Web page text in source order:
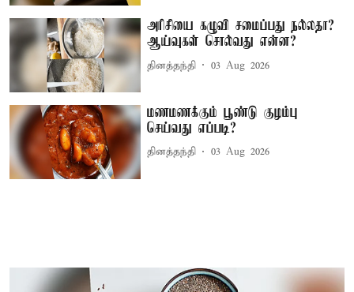
அரிசியை கழுவி சமைப்பது நல்லதா?
ஆய்வுகள் சொல்வது என்ன?
தினத்தந்தி 03 Aug 2026
மணமணக்கும் பூண்டு குழம்பு
செய்வது எப்படி?
தினத்தந்தி 03 Aug 2026